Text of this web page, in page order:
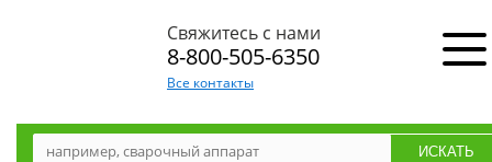
Свяжитесь с нами
8-800-505-6350
Все контакты